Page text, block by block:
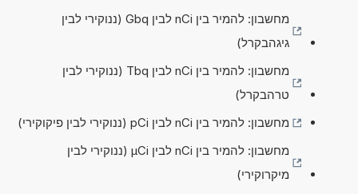
מחשבון: להמיר בין nCi לבין Gbq (ננוקירי לבין
גיגהבקרל)
מחשבון: להמיר בין nCi לבין Tbq (ננוקירי לבין
טרהבקרל)
מחשבון: להמיר בין nCi לבין pCi (ננוקירי לבין פיקוקירי)
מחשבון: להמיר בין nCi לבין µCi (ננוקירי לבין
מיקרוקירי)